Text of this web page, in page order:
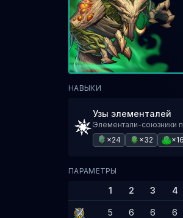
НАВЫКИ
Узы элементалей
Элементали-союзники
×24
×32 ×16
ПАРАМЕТРЫ
1 2 3 4
5 6 6 6